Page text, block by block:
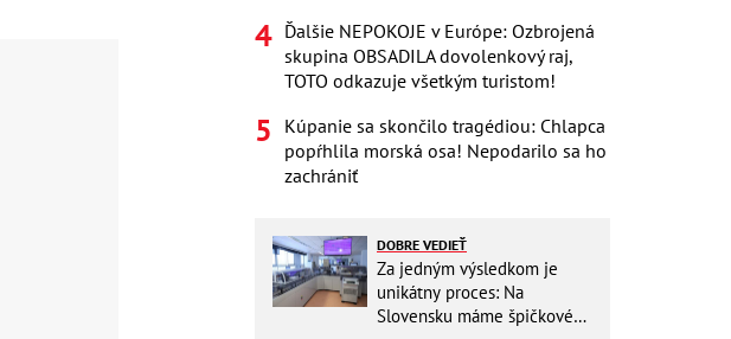
Ďalšie NEPOKOJE v Európe: Ozbrojená
skupina OBSADILA dovolenkový raj,
TOTO odkazuje všetkým turistom!
Kúpanie sa skončilo tragédiou: Chlapca
popŕhlila morská osa! Nepodarilo sa ho
zachrániť
DOBRE VEDIEŤ
Za jedným výsledkom je
unikátny proces: Na
Slovensku máme špičkové